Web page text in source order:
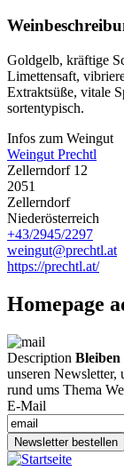
Goldgelb, kräftige
Limettensaft,
Extraktsüße, vitale
sortentypisch.
Infos zum Weingut
Weingut Prechtl
Zellerndorf 12
2051
Zellerndorf
Niederösterreich
+43/2945/2297
weingut@prechtl.at
https://prechtl.at/
Homepage
Description Bleiben
unseren Newsletter,
rund ums Thema
E-Mail
Newsletter bestellen